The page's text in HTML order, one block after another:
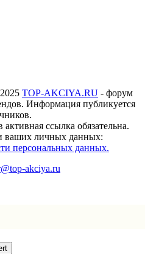
TOP-AKCIYA.RU - форум
Информация публикуется
ссылка обязательна.
ваших личных данных:
персональных данных.
akciya.ru